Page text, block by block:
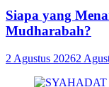
Siapa yang
Mudharabah?
2 Agustus 20262